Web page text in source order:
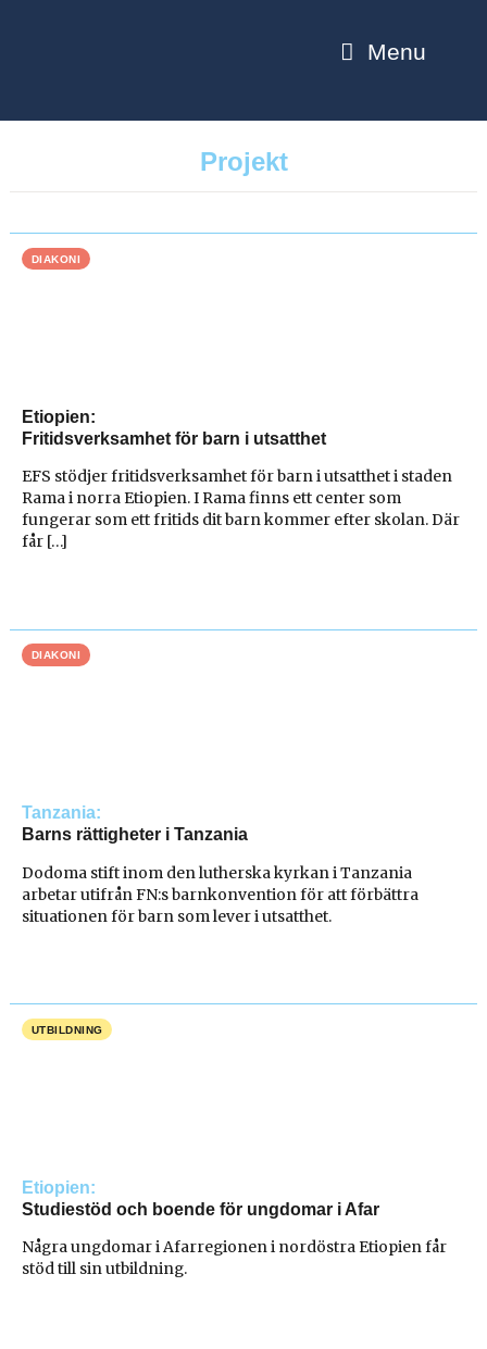
Menu
Projekt
DIAKONI
Etiopien
Fritidsverksamhet för barn i utsatthet
EFS stödjer fritidsverksamhet för barn i utsatthet i staden
Rama i norra Etiopien. I Rama finns ett center som
fungerar som ett fritids dit barn kommer efter skolan. Där
får […]
DIAKONI
Tanzania
Barns rättigheter i Tanzania
Dodoma stift inom den lutherska kyrkan i Tanzania
arbetar utifrån FN:s barnkonvention för att förbättra
situationen för barn som lever i utsatthet.
UTBILDNING
Etiopien
Studiestöd och boende för ungdomar i Afar
Några ungdomar i Afarregionen i nordöstra Etiopien får
stöd till sin utbildning.